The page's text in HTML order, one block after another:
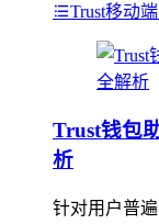
Trust移动
Trust钱包
析
针对用户普